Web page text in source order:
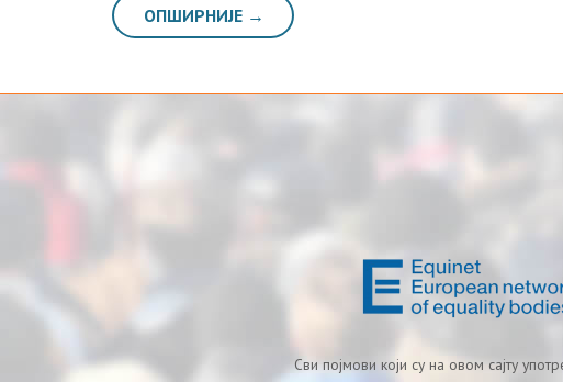
ОПШИРНИЈЕ →
Сви појмови који су на овом сајту